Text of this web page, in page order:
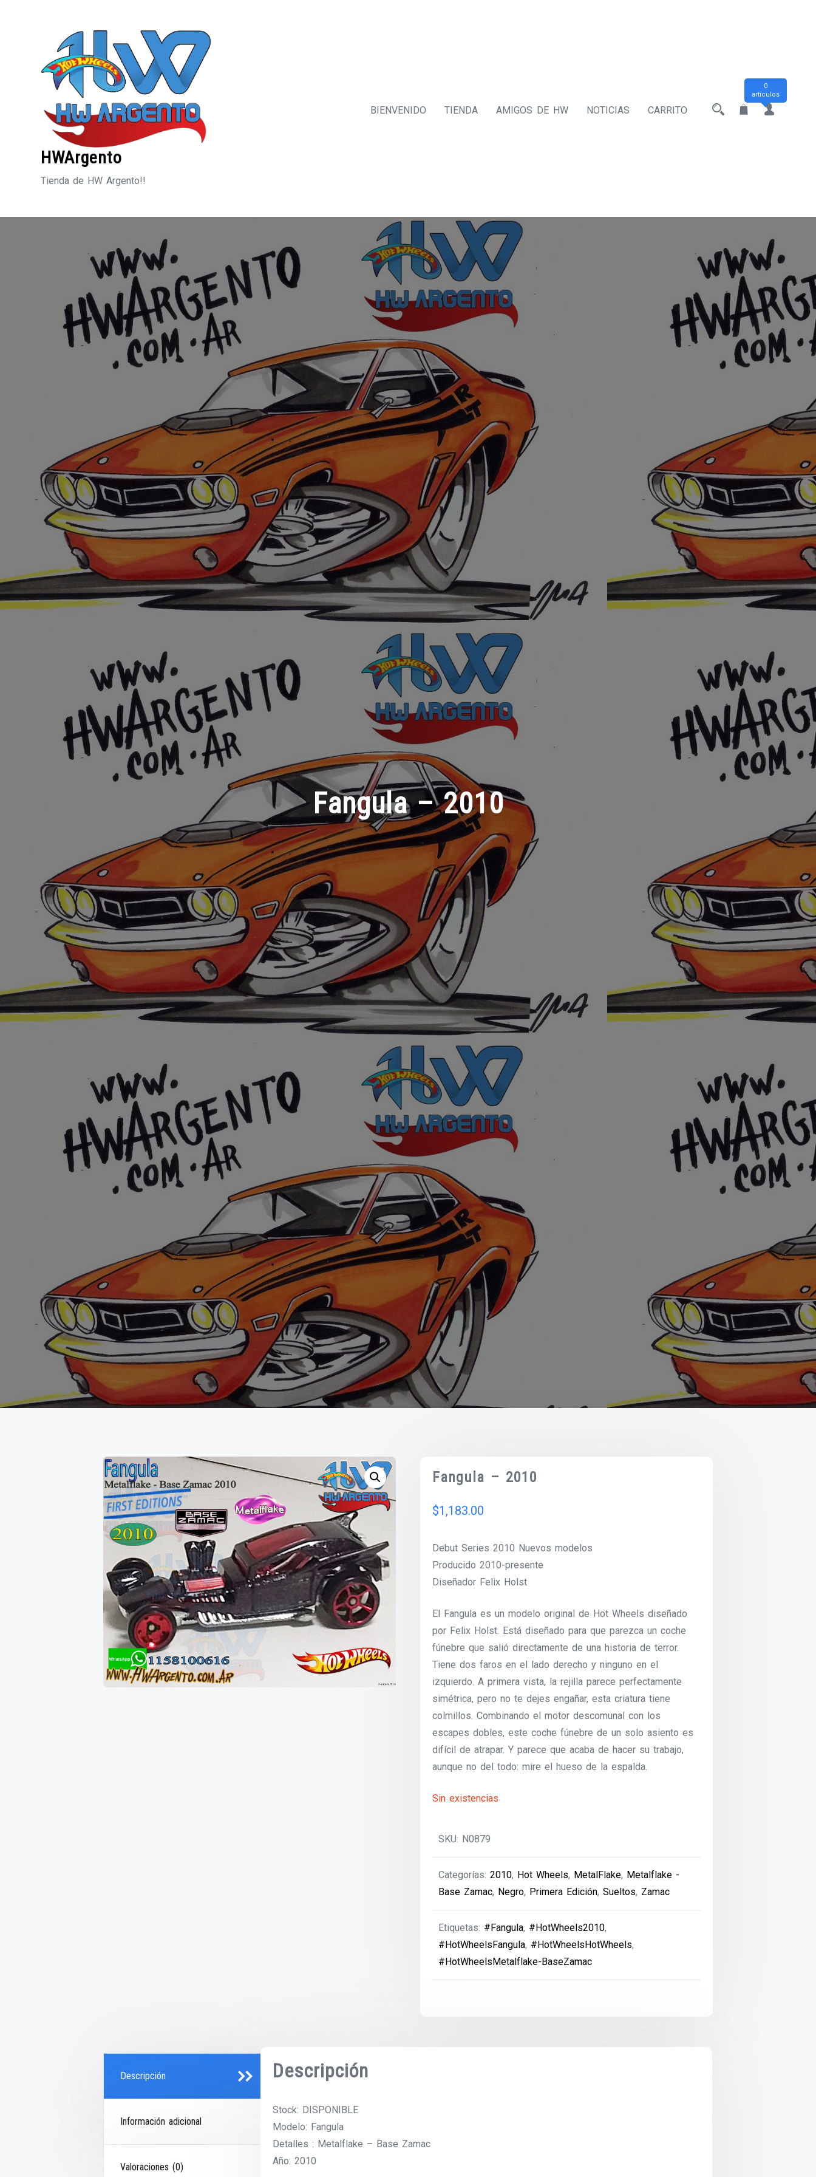
HWArgento
Tienda de HW Argento!!
BIENVENIDO TIENDA AMIGOS DE HW NOTICIAS CARRITO
0
artículos
Fangula – 2010
Fangula – 2010
$1,183.00
Debut Series 2010 Nuevos modelos
Producido 2010-presente
Diseñador Felix Holst
El Fangula es un modelo original de Hot Wheels diseñado
por Felix Holst. Está diseñado para que parezca un coche
fúnebre que salió directamente de una historia de terror.
Tiene dos faros en el lado derecho y ninguno en el
izquierdo. A primera vista, la rejilla parece perfectamente
simétrica, pero no te dejes engañar, esta criatura tiene
colmillos. Combinando el motor descomunal con los
escapes dobles, este coche fúnebre de un solo asiento es
difícil de atrapar. Y parece que acaba de hacer su trabajo,
aunque no del todo: mire el hueso de la espalda.
Sin existencias
SKU: N0879
Categorías:2010, Hot Wheels, MetalFlake, Metalflake -
Base Zamac, Negro, Primera Edición,Sueltos, Zamac
Etiquetas: #Fangula, #HotWheels2010,
#HotWheelsFangula, #HotWheelsHotWheels,
#HotWheelsMetalflake-BaseZamac
Descripción
Información adicional
Valoraciones (0)
Descripción
Stock: DISPONIBLE
Modelo: Fangula
Detalles : Metalflake – Base Zamac
Año: 2010